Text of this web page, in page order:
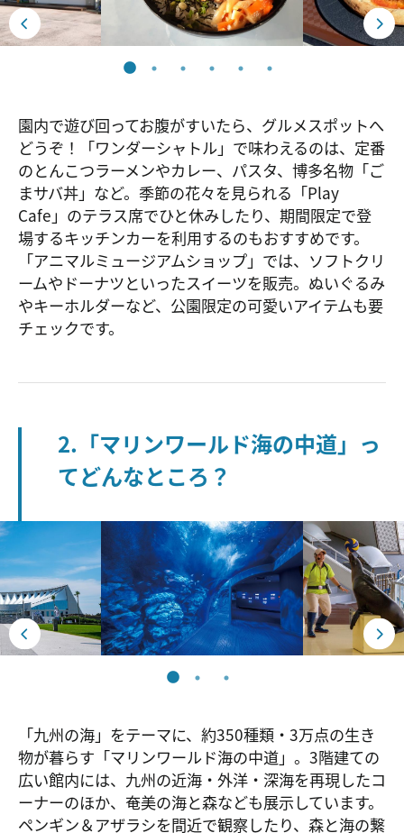
園内で遊び回ってお腹がすいたら、グルメスポットへ
どうぞ！「ワンダーシャトル」で味わえるのは、定番
のとんこつラーメンやカレー、パスタ、博多名物「ご
まサバ丼」など。季節の花々を見られる「Play
Cafe」のテラス席でひと休みしたり、期間限定で登
場するキッチンカーを利用するのもおすすめです。
「アニマルミュージアムショップ」では、ソフトクリ
ームやドーナツといったスイーツを販売。ぬいぐるみ
やキーホルダーなど、公園限定の可愛いアイテムも要
チェックです。
2.「マリンワールド海の中道」っ
てどんなところ？
「九州の海」をテーマに、約350種類・3万点の生き
物が暮らす「マリンワールド海の中道」。3階建ての
広い館内には、九州の近海・外洋・深海を再現したコ
ーナーのほか、奄美の海と森なども展示しています。
ペンギン＆アザラシを間近で観察したり、森と海の繋